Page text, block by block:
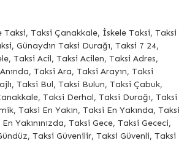
Taksi Çanakkale, İskele Taksi, Taksi
Günaydın Taksi Durağı, Taksi 7 24,
Taksi Acil, Taksi Acilen, Taksi Adres,
Taksi Ara, Taksi Arayın, Taksi
Taksi Bul, Taksi Bulun, Taksi Çabuk,
Taksi Derhal, Taksi Durağı, Taksi
Taksi En Yakın, Taksi En Yakında, Taksi
Yakınınızda, Taksi Gece, Taksi Gececi,
Taksi Güvenilir, Taksi Güvenli, Taksi